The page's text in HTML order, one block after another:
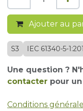
Ajouter au
S3 IEC 61340-5-
Une question ?
contacter pour
Conditions